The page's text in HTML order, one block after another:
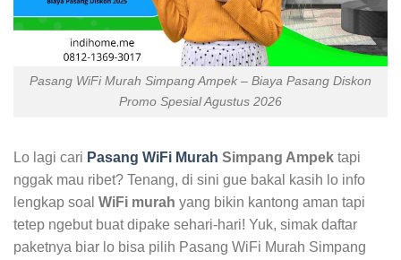
Pasang WiFi Murah Simpang Ampek – Biaya Pasang Diskon
Promo Spesial Agustus 2026
Lo lagi cari Pasang WiFi Murah Simpang Ampek tapi
nggak mau ribet? Tenang, di sini gue bakal kasih lo info
lengkap soal WiFi murah yang bikin kantong aman tapi
tetep ngebut buat dipake sehari-hari! Yuk, simak daftar
paketnya biar lo bisa pilih Pasang WiFi Murah Simpang